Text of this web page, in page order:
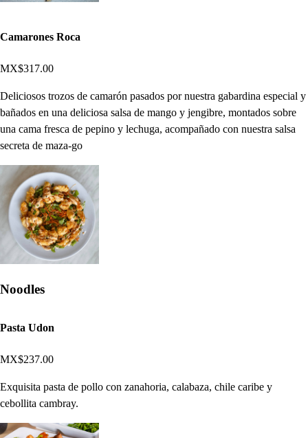
Camarones Roca
MX$317.00
Deliciosos trozos de camarón pasados por nuestra gabardina especial y
bañados en una deliciosa salsa de mango y jengibre, montados sobre
una cama fresca de pepino y lechuga, acompañado con nuestra salsa
secreta de maza-go
Noodles
Pasta Udon
MX$237.00
Exquisita pasta de pollo con zanahoria, calabaza, chile caribe y
cebollita cambray.